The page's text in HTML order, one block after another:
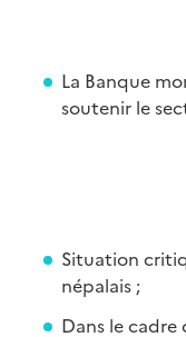
La Banque
soutenir le
Situation
népalais ;
Dans le cadre